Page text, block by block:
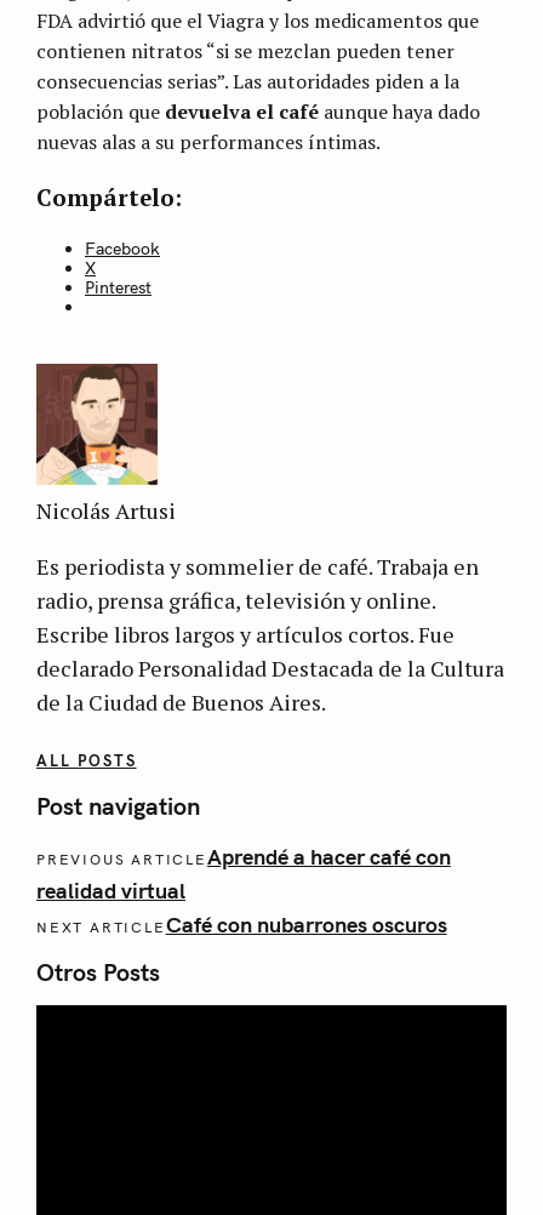
FDA advirtió que el Viagra y los medicamentos que
contienen nitratos “si se mezclan pueden tener
consecuencias serias”. Las autoridades piden a la
población que devuelva el café aunque haya dado
nuevas alas a su performances íntimas.
CategoriesSin
Compártelo:
Facebook
X
Pinterest
Nicolás Artusi
Es periodista y sommelier de café. Trabaja en
radio, prensa gráfica, televisión y online.
Escribe libros largos y artículos cortos. Fue
declarado Personalidad Destacada de la Cultura
de la Ciudad de Buenos Aires.
ALL POSTS
Post navigation
PREVIOUS ARTICLE Aprendé a hacer café con
realidad virtual
NEXT ARTICLE Café con nubarrones oscuros
Otros Posts